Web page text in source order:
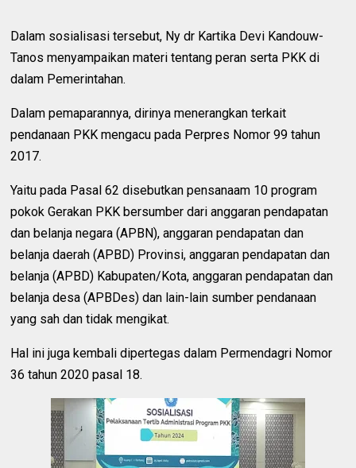
Dalam sosialisasi tersebut, Ny dr Kartika Devi Kandouw-
Tanos menyampaikan materi tentang peran serta PKK di
dalam Pemerintahan.
Dalam pemaparannya, dirinya menerangkan terkait
pendanaan PKK mengacu pada Perpres Nomor 99 tahun
2017.
Yaitu pada Pasal 62 disebutkan pensanaam 10 program
pokok Gerakan PKK bersumber dari anggaran pendapatan
dan belanja negara (APBN), anggaran pendapatan dan
belanja daerah (APBD) Provinsi, anggaran pendapatan dan
belanja (APBD) Kabupaten/Kota, anggaran pendapatan dan
belanja desa (APBDes) dan lain-lain sumber pendanaan
yang sah dan tidak mengikat.
Hal ini juga kembali dipertegas dalam Permendagri Nomor
36 tahun 2020 pasal 18.